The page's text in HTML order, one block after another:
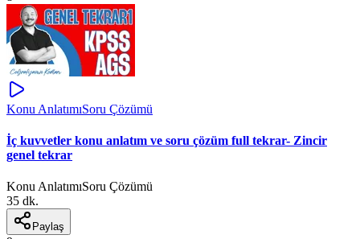
Konu AnlatımıSoru Çözümü
İç kuvvetler konu anlatım ve soru çözüm full tekrar- Zincir
genel tekrar
Konu AnlatımıSoru Çözümü
35 dk.
Paylaş